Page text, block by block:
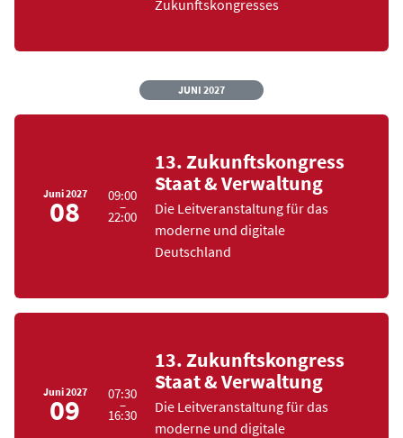
Zukunftskongresses
JUNI 2027
Juni2027
08 09:00
–
22:00
13. Zukunftskongress
Staat & Verwaltung
Die Leitveranstaltung für das
moderne und digitale
Deutschland
Juni2027
09 07:30
–
16:30
13. Zukunftskongress
Staat & Verwaltung
Die Leitveranstaltung für das
moderne und digitale